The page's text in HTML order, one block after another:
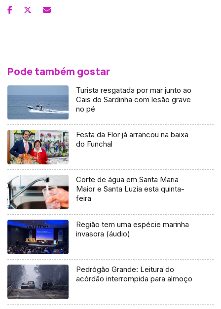
Pode também gostar
Turista resgatada por mar junto ao
Cais do Sardinha com lesão grave
no pé
Festa da Flor já arrancou na baixa
do Funchal
Corte de água em Santa Maria
Maior e Santa Luzia esta quinta-
feira
Região tem uma espécie marinha
invasora (áudio)
Pedrógão Grande: Leitura do
acórdão interrompida para almoço